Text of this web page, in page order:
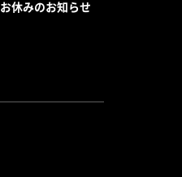
お休みのお知らせ